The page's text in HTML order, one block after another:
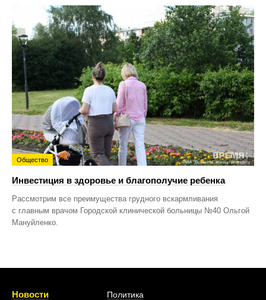
Общество
Инвестиция в здоровье и благополучие ребенка
Рассмотрим все преимущества грудного вскармливания
с главным врачом Городской клинической больницы №40 Ольгой
Мануйленко.
Новости
Политика